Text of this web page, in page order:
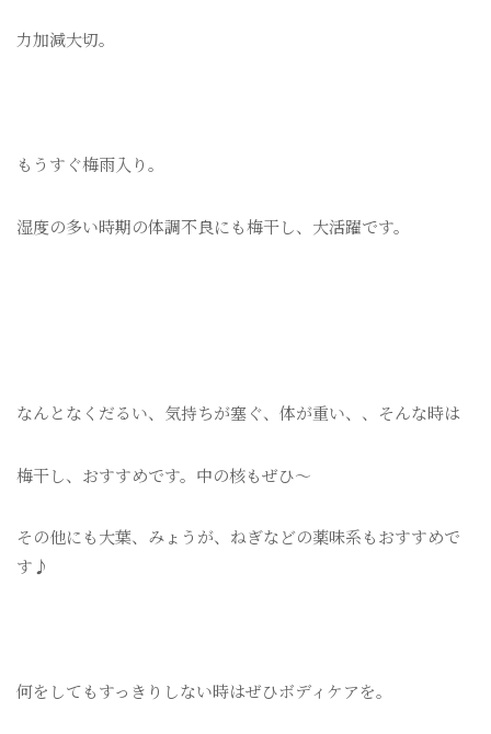
力加減大切。
もうすぐ梅雨入り。
湿度の多い時期の体調不良にも梅干し、大活躍です。
なんとなくだるい、気持ちが塞ぐ、体が重い、、そんな時は
梅干し、おすすめです。中の核もぜひ〜
その他にも大葉、みょうが、ねぎなどの薬味系もおすすめで
す♪
何をしてもすっきりしない時はぜひボディケアを。